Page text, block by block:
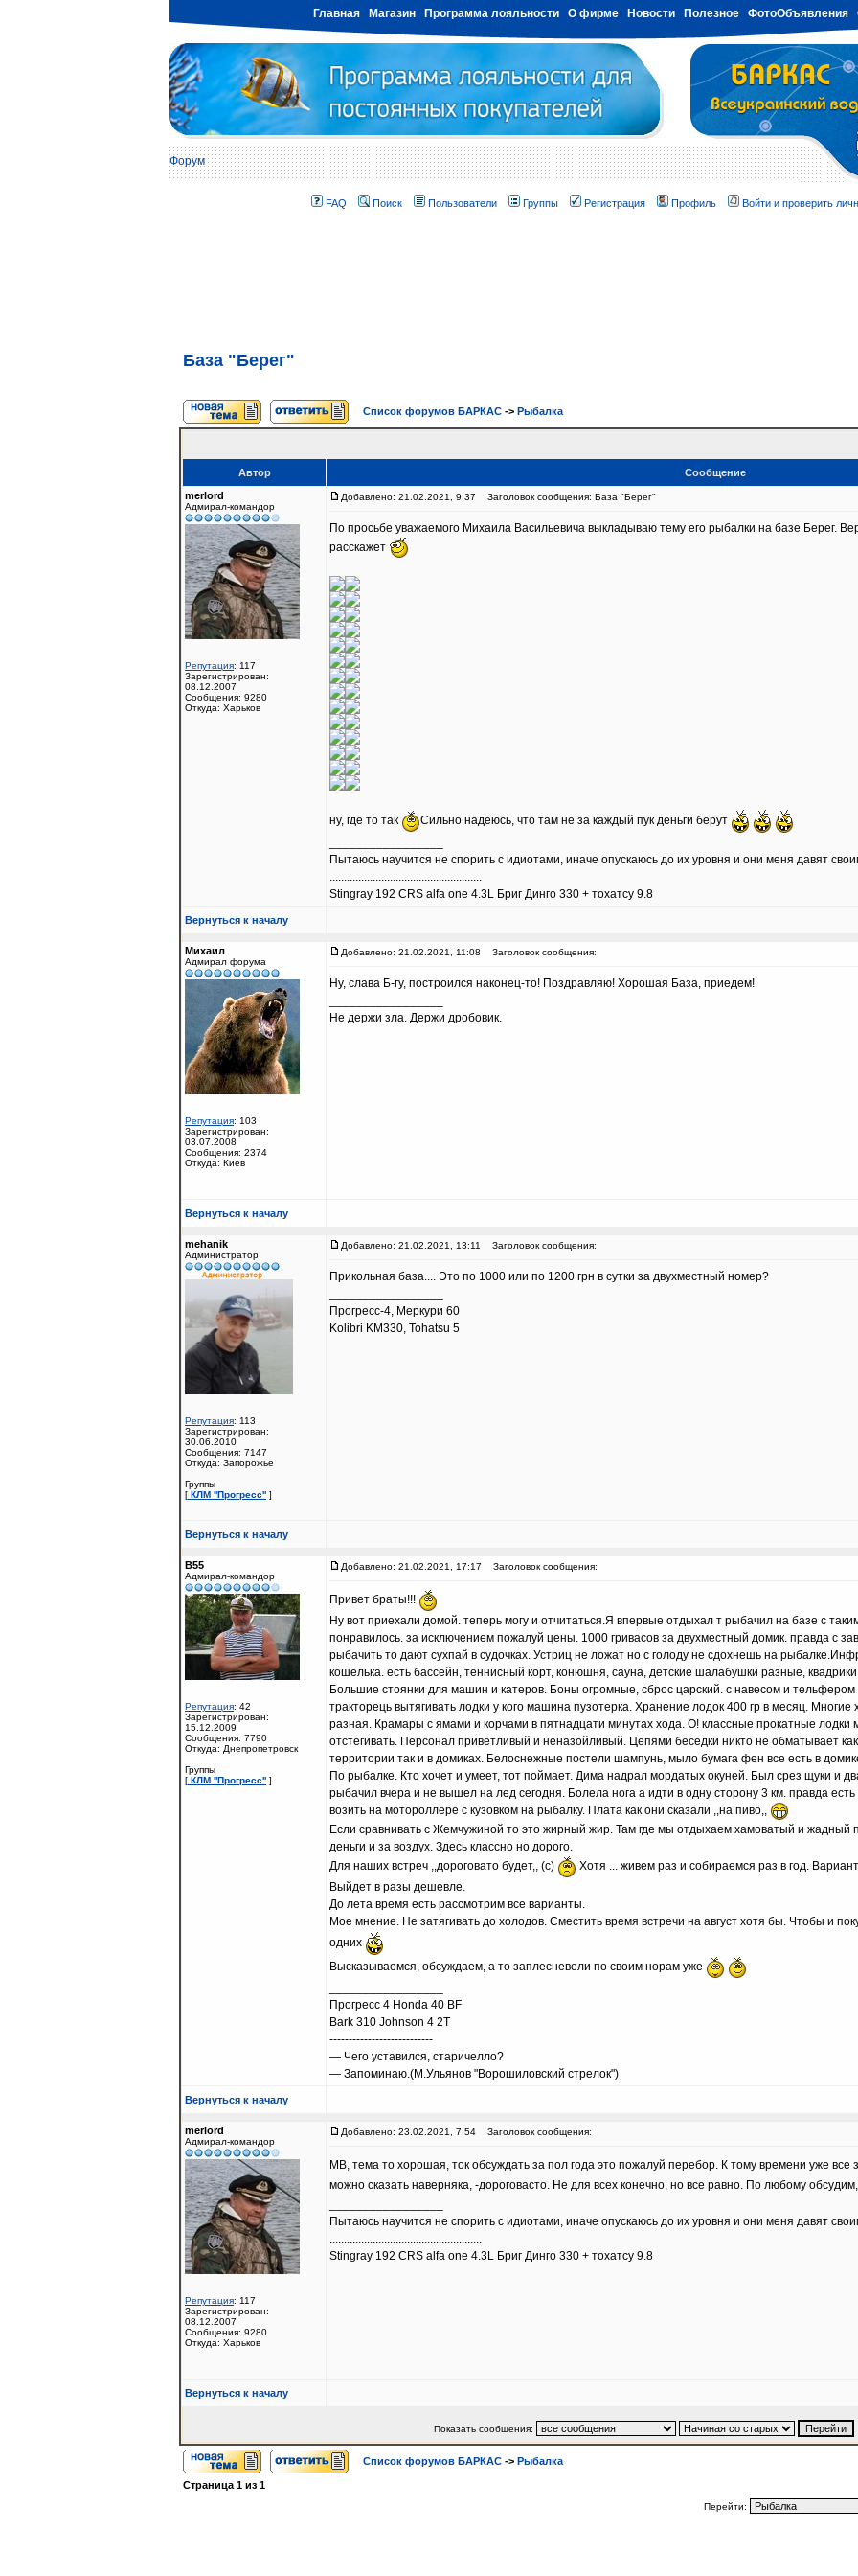
Главная Магазин Программа лояльности О фирме Новости Полезное ФотоОбъявления
Форум
FAQ Поиск Пользователи Группы Регистрация Профиль Войти и проверить
База "Берег"
Список форумов БАРКАС -> Рыбалка
Автор
Сообщение
merlord
Адмирал-командор
Репутация: 117
Зарегистрирован:
08.12.2007
Сообщения: 9280
Откуда: Харьков
Добавлено: 21.02.2021, 9:37 Заголовок сообщения: База "Берег"
По просьбе уважаемого Михаила Васильевича выкладываю тему его рыбалки на базе Берег.
расскажет
ну, где то так
Сильно надеюсь, что там не за каждый пук деньги берут
Пытаюсь научится не спорить с идиотами, иначе опускаюсь до их уровня и они меня давят
.....................................................
Stingray 192 CRS alfa one 4.3L Бриг Динго 330 + тохатсу 9.8
Вернуться к началу
Михаил
Адмирал форума
Репутация: 103
Зарегистрирован:
03.07.2008
Сообщения: 2374
Откуда: Киев
Добавлено: 21.02.2021, 11:08 Заголовок сообщения:
Ну, слава Б-гу, построился наконец-то! Поздравляю! Хорошая База, приедем!
Не держи зла. Держи дробовик.
Вернуться к началу
mehanik
Администратор
Репутация: 113
Зарегистрирован:
30.06.2010
Сообщения: 7147
Откуда: Запорожье
Группы
[ КЛМ ''Прогресс'' ]
Добавлено: 21.02.2021, 13:11 Заголовок сообщения:
Прикольная база.... Это по 1000 или по 1200 грн в сутки за двухместный номер?
Прогресс-4, Меркури 60
Kolibri KM330, Tohatsu 5
Вернуться к началу
B55
Адмирал-командор
Репутация: 42
Зарегистрирован:
15.12.2009
Сообщения: 7790
Откуда: Днепропетровск
Группы
[ КЛМ ''Прогресс'' ]
Добавлено: 21.02.2021, 17:17 Заголовок сообщения:
Привет браты!!!
Ну вот приехали домой. теперь могу и отчитаться.Я впервые отдыхал т рыбачил на базе с
понравилось. за исключением пожалуй цены. 1000 гривасов за двухместный домик. правда с
рыбачить то дают сухпай в судочках. Устриц не ложат но с голоду не сдохнешь на
кошелька. есть бассейн, теннисный корт, конюшня, сауна, детские шалабушки разные,
Большие стоянки для машин и катеров. Боны огромные, сброс царский. с навесом и
тракторець вытягивать лодки у кого машина пузотерка. Хранение лодок 400 гр в месяц. Многие
разная. Крамары с ямами и корчами в пятнадцати минутах хода. О! классные прокатные лодки
отстегивать. Персонал приветливый и неназойливый. Цепями беседки никто не обматывает
территории так и в домиках. Белоснежные постели шампунь, мыло бумага фен все есть в
По рыбалке. Кто хочет и умеет, тот поймает. Дима надрал мордатых окуней. Был срез щуки и
рыбачил вчера и не вышел на лед сегодня. Болела нога а идти в одну сторону 3 км. правда
возить на мотороллере с кузовком на рыбалку. Плата как они сказали ,,на пиво,,
Если сравнивать с Жемчужиной то это жирный жир. Там где мы отдыхаем хамоватый и жадный
деньги и за воздух. Здесь классно но дорого.
Для наших встреч ,,дороговато будет,, (с)
Хотя ... живем раз и собираемся раз в год.
Выйдет в разы дешевле.
До лета время есть рассмотрим все варианты.
Мое мнение. Не затягивать до холодов. Сместить время встречи на август хотя бы. Чтобы и
одних
Высказываемся, обсуждаем, а то заплесневели по своим норам уже
Прогресс 4 Honda 40 BF
Bark 310 Johnson 4 2T
---------------------------
— Чего уставился, старичелло?
— Запоминаю.(М.Ульянов "Ворошиловский стрелок")
Вернуться к началу
merlord
Адмирал-командор
Репутация: 117
Зарегистрирован:
08.12.2007
Сообщения: 9280
Откуда: Харьков
Добавлено: 23.02.2021, 7:54 Заголовок сообщения:
МВ, тема то хорошая, ток обсуждать за пол года это пожалуй перебор. К тому времени уже все
можно сказать наверняка, -дороговасто. Не для всех конечно, но все равно. По любому
Пытаюсь научится не спорить с идиотами, иначе опускаюсь до их уровня и они меня давят
.....................................................
Stingray 192 CRS alfa one 4.3L Бриг Динго 330 + тохатсу 9.8
Вернуться к началу
Показать сообщения:
Список форумов БАРКАС -> Рыбалка
Страница 1 из 1
Перейти: